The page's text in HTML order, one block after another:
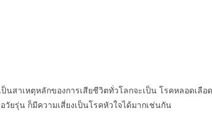
นสาเหตุหลักของการเสียชีวิตทั่วโลกจะเป็น โรคหลอดเ
ยรุ่น ก็มีความเสี่ยงเป็นโรคหัวใจได้มากเช่นกัน